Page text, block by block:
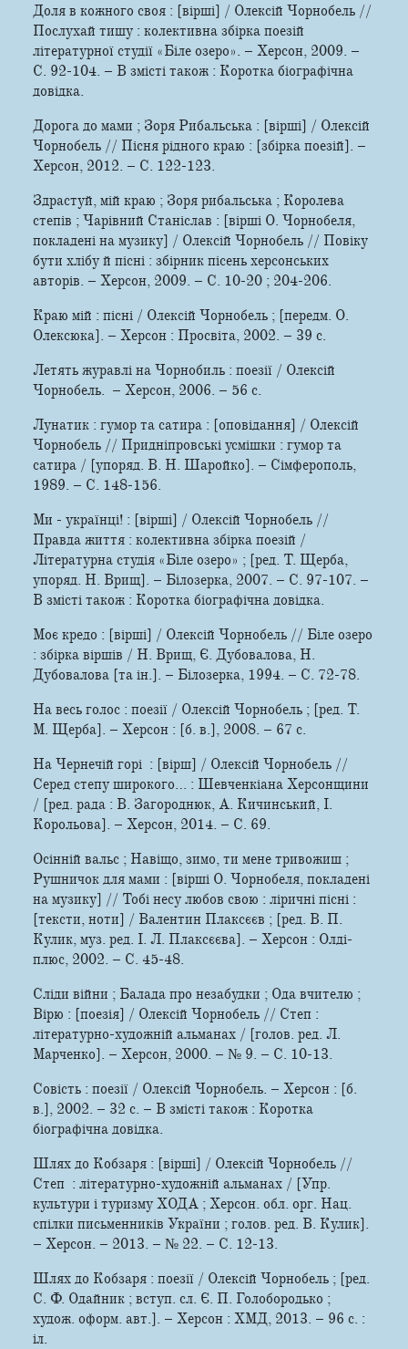
Доля в кожного своя : [вірші] / Олексій Чорнобель //
Послухай тишу : колективна збірка поезій
літературної студії «Біле озеро». – Херсон, 2009. –
С. 92-104. – В змісті також : Коротка біографічна
довідка.
Дорога до мами ; Зоря Рибальська : [вірші] / Олексій
Чорнобель // Пісня рідного краю : [збірка поезій]. –
Херсон, 2012. – С. 122-123.
Здрастуй, мій краю ; Зоря рибальська ; Королева
степів ; Чарівний Станіслав : [вірші О. Чорнобеля,
покладені на музику] / Олексій Чорнобель // Повіку
бути хлібу й пісні : збірник пісень херсонських
авторів. – Херсон, 2009. – С. 10-20 ; 204-206.
Краю мій : пісні / Олексій Чорнобель ; [передм. О.
Олексюка]. – Херсон : Просвіта, 2002. – 39 с.
Летять журавлі на Чорнобиль : поезії / Олексій
Чорнобель. – Херсон, 2006. – 56 с.
Лунатик : гумор та сатира : [оповідання] / Олексій
Чорнобель // Придніпровські усмішки : гумор та
сатира / [упоряд. В. Н. Шаройко]. – Сімферополь,
1989. – С. 148-156.
Ми - українці! : [вірші] / Олексій Чорнобель //
Правда життя : колективна збірка поезій /
Літературна студія «Біле озеро» ; [ред. Т. Щерба,
упоряд. Н. Врищ]. – Білозерка, 2007. – С. 97-107. –
В змісті також : Коротка біографічна довідка.
Моє кредо : [вірші] / Олексій Чорнобель // Біле озеро
: збірка віршів / Н. Врищ, Є. Дубовалова, Н.
Дубовалова [та ін.]. – Білозерка, 1994. – С. 72-78.
На весь голос : поезії / Олексій Чорнобель ; [ред. Т.
М. Щерба]. – Херсон : [б. в.], 2008. – 67 с.
На Чернечій горі : [вірш] / Олексій Чорнобель //
Серед степу широкого… : Шевченкіана Херсонщини
/ [ред. рада : В. Загороднюк, А. Кичинський, І.
Корольова]. – Херсон, 2014. – С. 69.
Осінній вальс ; Навіщо, зимо, ти мене тривожиш ;
Рушничок для мами : [вірші О. Чорнобеля, покладені
на музику] // Тобі несу любов свою : ліричні пісні :
[тексти, ноти] / Валентин Плаксєєв ; [ред. В. П.
Кулик, муз. ред. І. Л. Плаксєєва]. – Херсон : Олді-
плюс, 2002. – С. 45-48.
Сліди війни ; Балада про незабудки ; Ода вчителю ;
Вірю : [поезія] / Олексій Чорнобель // Степ :
літературно-художній альманах / [голов. ред. Л.
Марченко]. – Херсон, 2000. – № 9. – С. 10-13.
Совість : поезії / Олексій Чорнобель. – Херсон : [б.
в.], 2002. – 32 с. – В змісті також : Коротка
біографічна довідка.
Шлях до Кобзаря : [вірші] / Олексій Чорнобель //
Степ : літературно-художній альманах / [Упр.
культури і туризму ХОДА ; Херсон. обл. орг. Нац.
спілки письменників України ; голов. ред. В. Кулик].
– Херсон. – 2013. – № 22. – С. 12-13.
Шлях до Кобзаря : поезії / Олексій Чорнобель ; [ред.
С. Ф. Одайник ; вступ. сл. Є. П. Голобородько ;
худож. оформ. авт.]. – Херсон : ХМД, 2013. – 96 с. :
іл.